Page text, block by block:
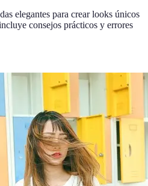
elegantes para crear looks únicos
consejos prácticos y errores